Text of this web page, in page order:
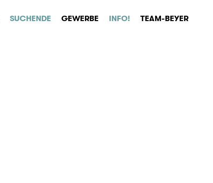
SUCHENDE GEWERBE INFO! TEAM-BEYER